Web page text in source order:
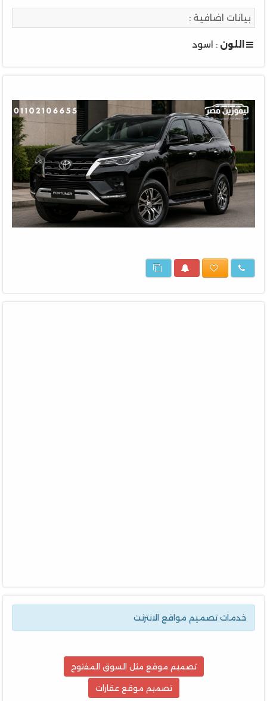
بيانات اضافية :
اللون : اسود
خدمات تصميم مواقع الانترنت
تصميم موقع مثل السوق المفتوح
تصميم موقع عقارات